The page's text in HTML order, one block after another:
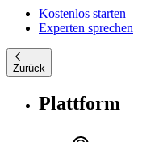
Kostenlos starten
Experten sprechen
Zurück
Plattform